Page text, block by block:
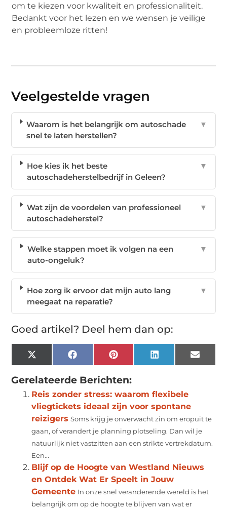
om te kiezen voor kwaliteit en professionaliteit.
Bedankt voor het lezen en we wensen je veilige
en probleemloze ritten!
Veelgestelde vragen
Waarom is het belangrijk om autoschade
snel te laten herstellen?
▼
Hoe kies ik het beste
autoschadeherstelbedrijf in Geleen?
▼
Wat zijn de voordelen van professioneel
autoschadeherstel?
▼
Welke stappen moet ik volgen na een
auto-ongeluk?
▼
Hoe zorg ik ervoor dat mijn auto lang
meegaat na reparatie?
▼
Goed artikel? Deel hem dan op:
X
(Twitter)
Facebook Pinterest LinkedIn Email
Gerelateerde Berichten:
Reis zonder stress: waarom flexibele
vliegtickets ideaal zijn voor spontane
reizigers Soms krijg je onverwacht zin om eropuit te
gaan, of verandert je planning plotseling. Dan wil je
natuurlijk niet vastzitten aan een strikte vertrekdatum.
Een...
Blijf op de Hoogte van Westland Nieuws
en Ontdek Wat Er Speelt in Jouw
Gemeente In onze snel veranderende wereld is het
belangrijk om op de hoogte te blijven van wat er